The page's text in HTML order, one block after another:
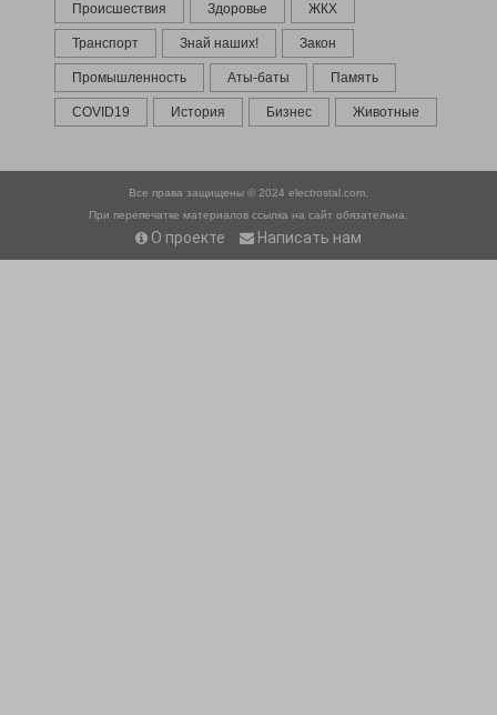
Происшествия Здоровье ЖКХ
Транспорт Знай наших! Закон
Промышленность Аты-баты Память
COVID19 История Бизнес Животные
Все права защищены © 2024 electrostal.com.
При перепечатке материалов ссылка на сайт обязательна.
О проекте Написать нам